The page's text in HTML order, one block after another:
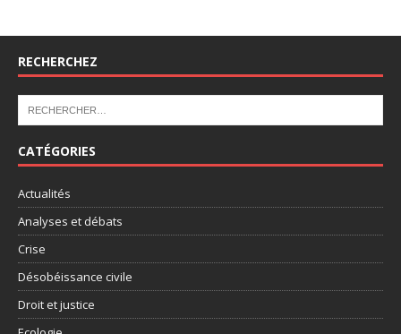
RECHERCHEZ
CATÉGORIES
Actualités
Analyses et débats
Crise
Désobéissance civile
Droit et justice